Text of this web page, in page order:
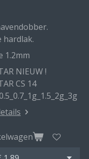
hardlak.
1.2mm
NIEUW !
CS 14